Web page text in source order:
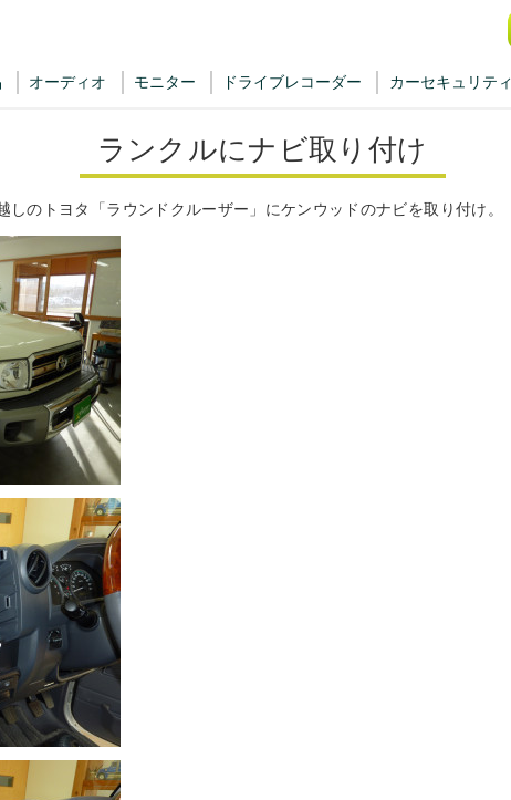
オーディオ モニター ドライブレコーダー カーセキュリティ
ランクルにナビ取り付け
しのトヨタ「ラウンドクルーザー」にケンウッドのナビを取り付け。